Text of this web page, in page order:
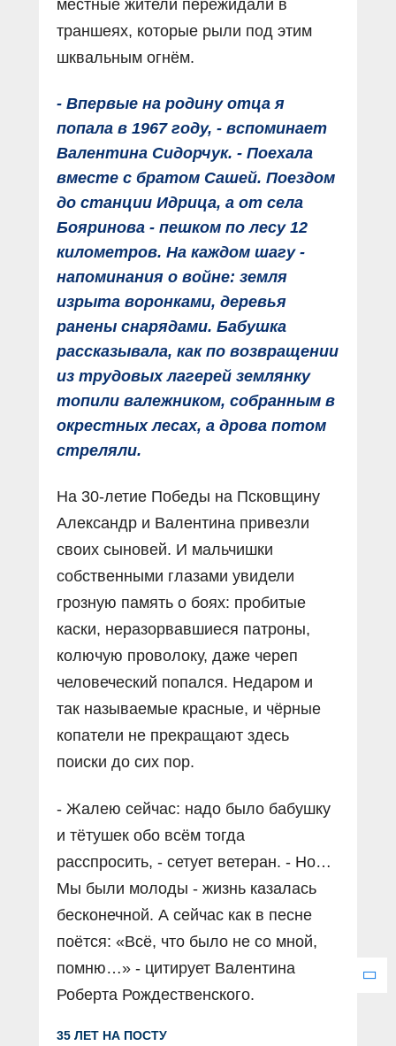
местные жители пережидали в
траншеях, которые рыли под этим
шквальным огнём.
- Впервые на родину отца я
попала в 1967 году, - вспоминает
Валентина Сидорчук. - Поехала
вместе с братом Сашей. Поездом
до станции Идрица, а от села
Бояринова - пешком по лесу 12
километров. На каждом шагу -
напоминания о войне: земля
изрыта воронками, деревья
ранены снарядами. Бабушка
рассказывала, как по возвращении
из трудовых лагерей землянку
топили валежником, собранным в
окрестных лесах, а дрова потом
стреляли.
На 30-летие Победы на Псковщину
Александр и Валентина привезли
своих сыновей. И мальчишки
собственными глазами увидели
грозную память о боях: пробитые
каски, неразорвавшиеся патроны,
колючую проволоку, даже череп
человеческий попался. Недаром и
так называемые красные, и чёрные
копатели не прекращают здесь
поиски до сих пор.
- Жалею сейчас: надо было бабушку
и тётушек обо всём тогда
расспросить, - сетует ветеран. - Но…
Мы были молоды - жизнь казалась
бесконечной. А сейчас как в песне
поётся: «Всё, что было не со мной,
помню…» - цитирует Валентина
Роберта Рождественского.
35 ЛЕТ НА ПОСТУ